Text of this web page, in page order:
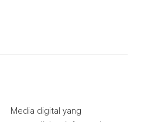
Media digital yang